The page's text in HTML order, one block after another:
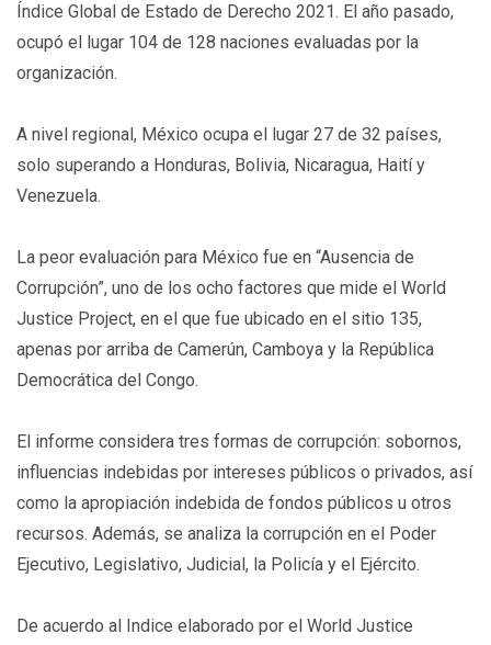
Índice Global de Estado de Derecho 2021. El año pasado,
ocupó el lugar 104 de 128 naciones evaluadas por la
organización.
A nivel regional, México ocupa el lugar 27 de 32 países,
solo superando a Honduras, Bolivia, Nicaragua, Haití y
Venezuela.
La peor evaluación para México fue en “Ausencia de
Corrupción”, uno de los ocho factores que mide el World
Justice Project, en el que fue ubicado en el sitio 135,
apenas por arriba de Camerún, Camboya y la República
Democrática del Congo.
El informe considera tres formas de corrupción: sobornos,
influencias indebidas por intereses públicos o privados, así
como la apropiación indebida de fondos públicos u otros
recursos. Además, se analiza la corrupción en el Poder
Ejecutivo, Legislativo, Judicial, la Policía y el Ejército.
De acuerdo al Indice elaborado por el World Justice